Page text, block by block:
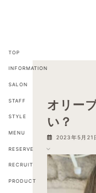
オリー
い？
2023年5月21
TOP
INFORMATION
SALON
STAFF
STYLE
MENU
RESERVE
RECRUIT
PRODUCT